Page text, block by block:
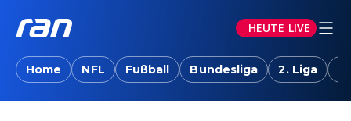
HEUTE LIVE
Home NFL Fußball Bundesliga 2. Liga